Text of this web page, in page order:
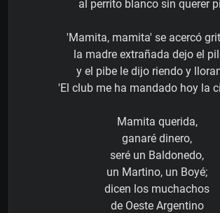
al perrito blanco sin querer
'Mamita, mamita' se acercó
la madre extrañada dejo el
y el pibe le dijo riendo y
'El club me ha mandado hoy la
Mamita querida,
ganaré dinero,
seré un Baldonedo,
un Martino, un Boyé;
dicen los muchachos
de Oeste Argentino